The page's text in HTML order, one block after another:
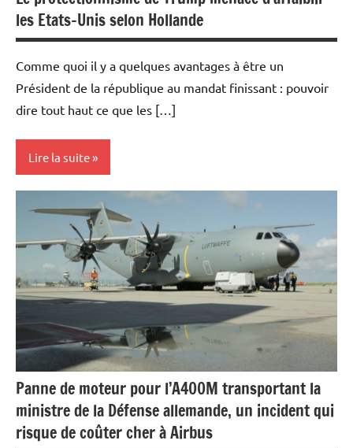
les Etats-Unis selon Hollande
Comme quoi il y a quelques avantages à être un
Président de la république au mandat finissant : pouvoir
dire tout haut ce que les […]
Lire la suite
Aéronautique
Automobile
Economie
Panne de moteur pour l’A400M transportant la
ministre de la Défense allemande, un incident qui
risque de coûter cher à Airbus